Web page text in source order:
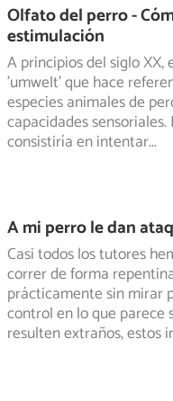
Olfato del perro -
estimulación
A principios del siglo
'umwelt' que hace
especies animales de
capacidades
consistiría en intentar...
A mi perro le dan
Casi todos los tutores
correr de forma
prácticamentesin mirar
control en lo que parece
resulten extraños, estos